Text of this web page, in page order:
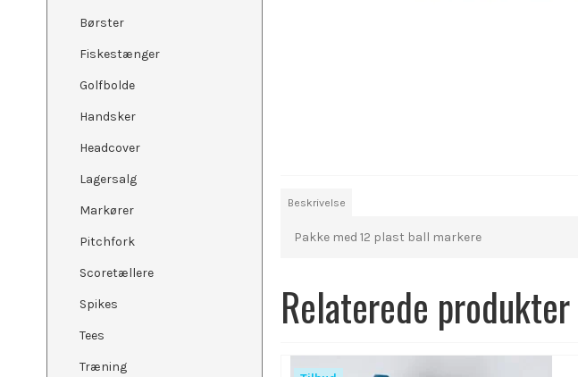
Børster
Fiskestænger
Golfbolde
Handsker
Headcover
Lagersalg
Markører
Pitchfork
Scoretællere
Spikes
Tees
Træning
Beskrivelse
Pakke med 12 plast ball markere
Relaterede produkter